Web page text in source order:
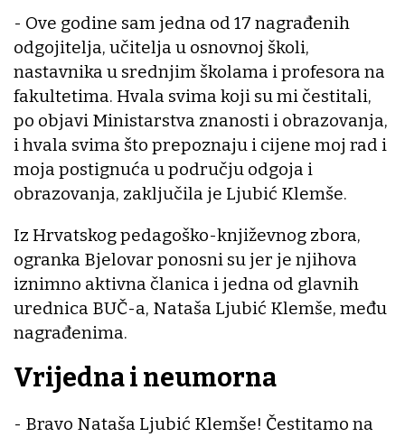
- Ove godine sam jedna od 17 nagrađenih
odgojitelja, učitelja u osnovnoj školi,
nastavnika u srednjim školama i profesora na
fakultetima. Hvala svima koji su mi čestitali,
po objavi Ministarstva znanosti i obrazovanja,
i hvala svima što prepoznaju i cijene moj rad i
moja postignuća u području odgoja i
obrazovanja, zaključila je Ljubić Klemše.
Iz Hrvatskog pedagoško-književnog zbora,
ogranka Bjelovar ponosni su jer je njihova
iznimno aktivna članica i jedna od glavnih
urednica BUČ-a, Nataša Ljubić Klemše, među
nagrađenima.
Vrijedna i neumorna
- Bravo Nataša Ljubić Klemše! Čestitamo na